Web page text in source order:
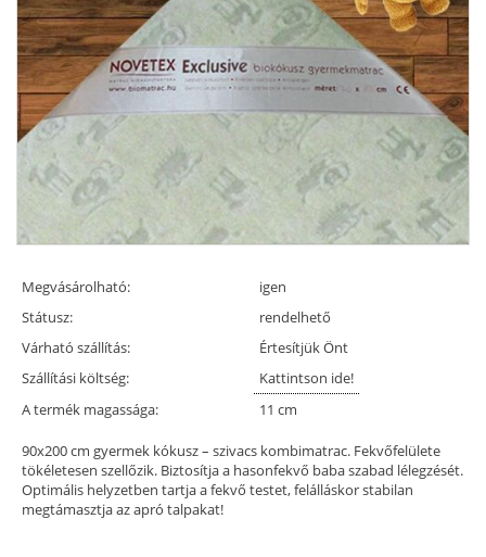
Megvásárolható:
igen
Státusz:
rendelhető
Várható szállítás:
Értesítjük Önt
Szállítási költség:
Kattintson ide!
A termék magassága:
11 cm
90x200 cm gyermek kókusz – szivacs kombimatrac. Fekvőfelülete
tökéletesen szellőzik. Biztosítja a hasonfekvő baba szabad lélegzését.
Optimális helyzetben tartja a fekvő testet, felálláskor stabilan
megtámasztja az apró talpakat!